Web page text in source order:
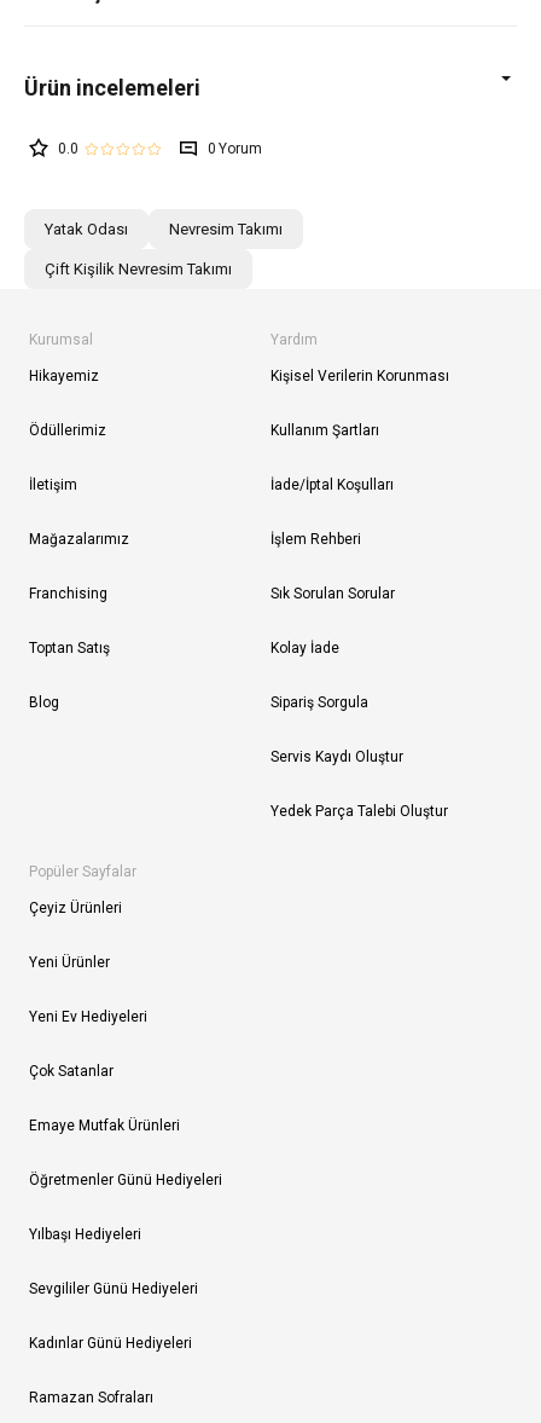
0.0 0
Yatak Odası Nevresim Takımı
Çift Kişilik Nevresim Takımı
Kurumsal
Hikayemiz
Ödüllerimiz
İletişim
Mağazalarımız
Franchising
Toptan Satış
Blog
Yardım
Kişisel Verilerin Korunması
Kullanım Şartları
İade/İptal Koşulları
İşlem Rehberi
Sık Sorulan Sorular
Kolay İade
Sipariş Sorgula
Servis Kaydı Oluştur
Yedek Parça Talebi Oluştur
Popüler Sayfalar
Çeyiz Ürünleri
Yeni Ürünler
Yeni Ev Hediyeleri
Çok Satanlar
Emaye Mutfak Ürünleri
Öğretmenler Günü Hediyeleri
Yılbaşı Hediyeleri
Sevgililer Günü Hediyeleri
Kadınlar Günü Hediyeleri
Ramazan Sofraları